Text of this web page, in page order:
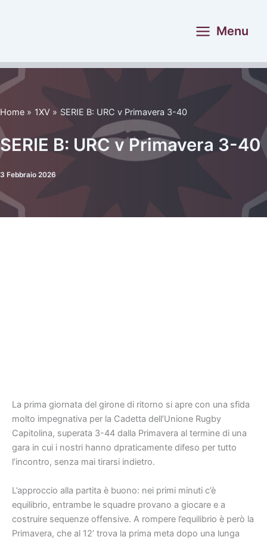
Menu
Home 1XV SERIE B: URC v Primavera 3-40
SERIE B: URC v Primavera 3-40
3 Febbraio 2026
La prima giornata del girone di ritorno si apre con una sfida
molto impegnativa per la Cadetta dell’Unione Rugby
Capitolina, superata 3-44 dalla Primavera al termine di una
gara in cui i nostri hanno dpraticamente difeso per tutto
l’incontro, senza mai tirarsi indietro.
L’approccio alla partita è buono: nei primi minuti c’è
equilibrio, entrambe le squadre provano a giocare e a
costruire sequenze offensive. A rompere l’equilibrio è però la
Primavera, che al 12’ trova la prima meta dopo una lunga